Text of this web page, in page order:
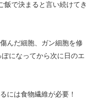
飯で決まると言い続けてき
んだ細胞、ガン細胞を修
になってから次に日のエ
には食物繊維が必要！